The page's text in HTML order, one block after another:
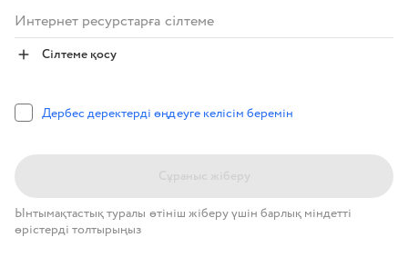
Интернет ресурстарға сілтеме
Сілтеме қосу
Дербес деректерді өңдеуге келісім беремін
Ынтымақтастық туралы өтініш жіберу үшін барлық міндетті
өрістерді толтырыңыз